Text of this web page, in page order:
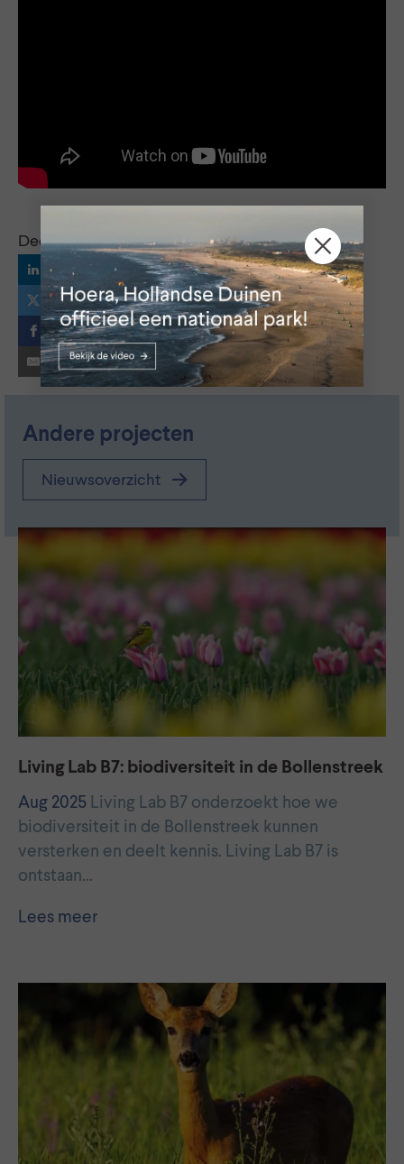
Deel dit bericht via:
LinkedIn
X
Facebook
E-mail
Andere projecten
Nieuwsoverzicht
Living Lab B7: biodiversiteit in de Bollenstreek
Aug 2025 Living Lab B7 onderzoekt hoe we
biodiversiteit in de Bollenstreek kunnen
versterken en deelt kennis. Living Lab B7 is
ontstaan…
Lees meer